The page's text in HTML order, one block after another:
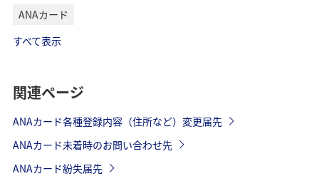
ANAカード
すべて表示
関連ページ
ANAカード各種登録内容（住所など）変更届先
ANAカード未着時のお問い合わせ先
ANAカード紛失届先